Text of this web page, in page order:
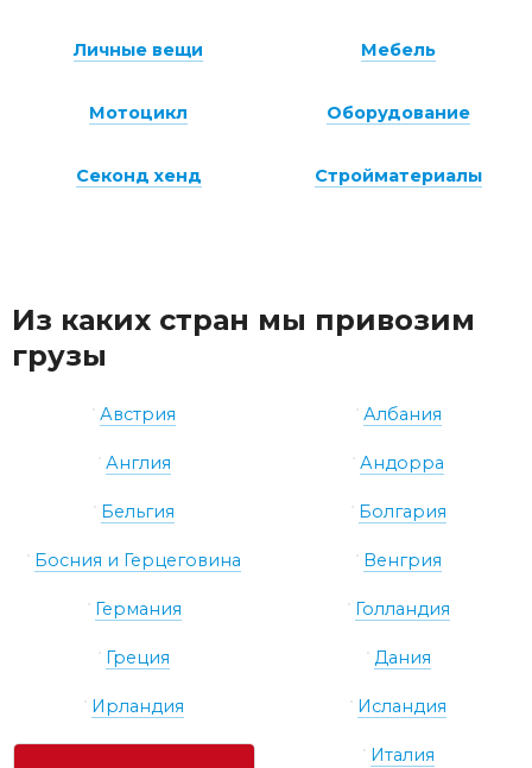
Из каких стран мы привозим
грузы
Австрия Албания
Англия Андорра
Бельгия Болгария
Босния и Герцеговина Венгрия
Германия Голландия
Греция Дания
Ирландия Исландия
Италия
Личные вещи Мебель
Мотоцикл Оборудование
Секонд хенд Стройматериалы